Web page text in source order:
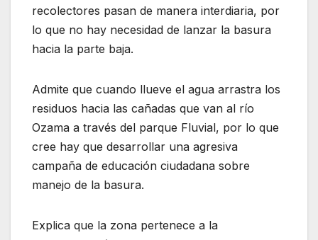
recolectores pasan de manera interdiaria, por
lo que no hay necesidad de lanzar la basura
hacia la parte baja.
Admite que cuando llueve el agua arrastra los
residuos hacia las cañadas que van al río
Ozama a través del parque Fluvial, por lo que
cree hay que desarrollar una agresiva
campaña de educación ciudadana sobre
manejo de la basura.
Explica que la zona pertenece a la